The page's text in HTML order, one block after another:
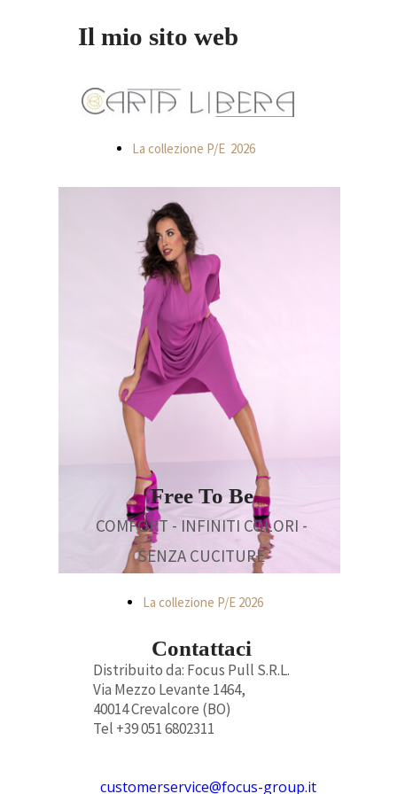
Il mio sito web
La collezione P/E 2026
Free To Be
COMFORT - INFINITI COLORI -
SENZA CUCITURE
La collezione P/E 2026
Contattaci
Distribuito da: Focus Pull S.R.L.
Via Mezzo Levante 1464,
40014 Crevalcore (BO)
Tel +39 051 6802311
customerservice@focus-group.it